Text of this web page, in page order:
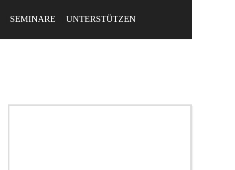
SEMINARE UNTERSTÜTZEN